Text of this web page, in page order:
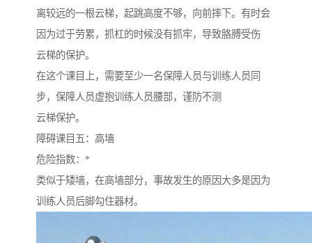
离较远的一根云梯，起跳高度不够，向前摔下。有时会
因为过于劳累，抓杠的时候没有抓牢，导致胳膊受伤
云梯的保护。
在这个课目上，需要至少一名保障人员与训练人员同
步，保障人员虚抱训练人员腰部，谨防不测
云梯保护。
障碍课目五：高墙
危险指数：*
类似于矮墙，在高墙部分，事故发生的原因大多是因为
训练人员后脚勾住器材。